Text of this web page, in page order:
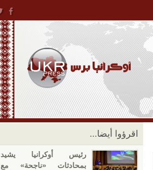
اقرؤوا أيضا...
رئيس أوكرانيا يشيد
بمحادثات «ناجحة» مع